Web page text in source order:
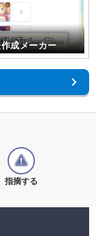
成メーカー
指摘する